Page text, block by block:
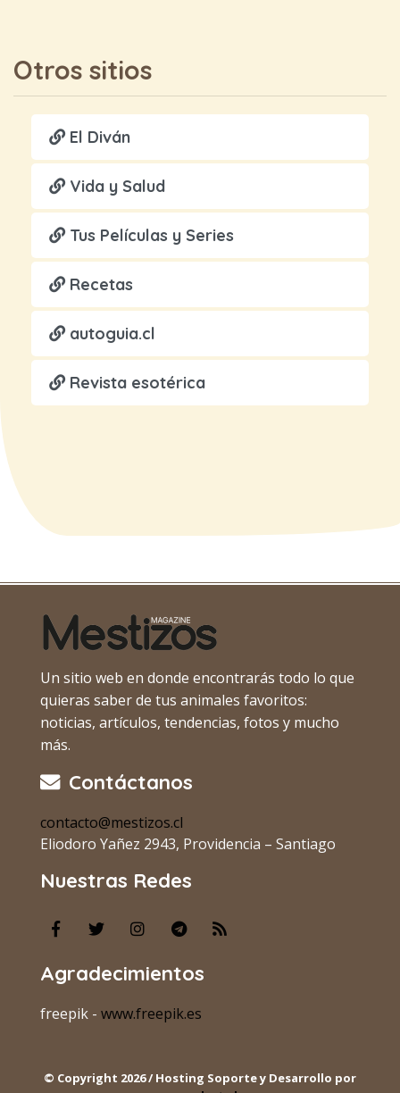
Otros sitios
El Diván
Vida y Salud
Tus Películas y Series
Recetas
autoguia.cl
Revista esotérica
Un sitio web en donde encontrarás todo lo que
quieras saber de tus animales favoritos:
noticias, artículos, tendencias, fotos y mucho
más.
Contáctanos
contacto@mestizos.cl
Eliodoro Yañez 2943, Providencia – Santiago
Nuestras Redes
Agradecimientos
freepik - www.freepik.es
© Copyright 2026 / Hosting Soporte y Desarrollo por